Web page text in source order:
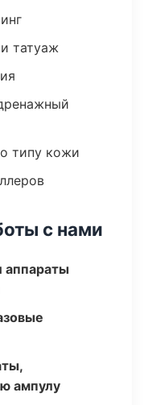
татуаж
типу кожи
с нами
аппараты
ампулу